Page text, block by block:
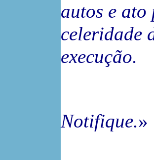
autos e ato
celeridade
execução.
Notifique.»